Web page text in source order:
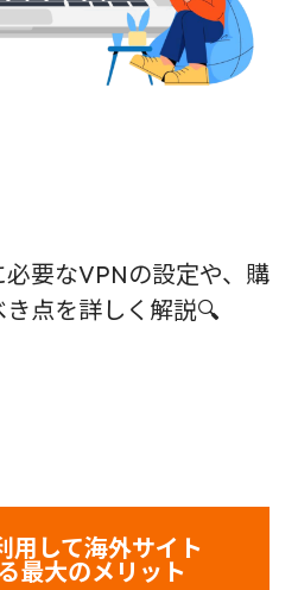
要なVPNの設定や、購
点を詳しく解説🔍
用して海外サイト
最大のメリット